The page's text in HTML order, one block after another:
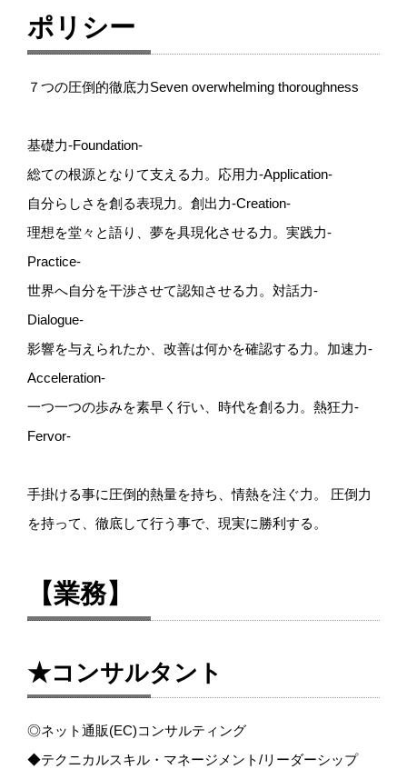
ポリシー
７つの圧倒的徹底力Seven overwhelming thoroughness
基礎力-Foundation-
総ての根源となりて支える力。応用力-Application-
自分らしさを創る表現力。創出力-Creation-
理想を堂々と語り、夢を具現化させる力。実践力-
Practice-
世界へ自分を干渉させて認知させる力。対話力-
Dialogue-
影響を与えられたか、改善は何かを確認する力。加速力-
Acceleration-
一つ一つの歩みを素早く行い、時代を創る力。熱狂力-
Fervor-
手掛ける事に圧倒的熱量を持ち、情熱を注ぐ力。 圧倒力
を持って、徹底して行う事で、現実に勝利する。
【業務】
★コンサルタント
◎ネット通販(EC)コンサルティング
◆テクニカルスキル・マネージメント/リーダーシップ